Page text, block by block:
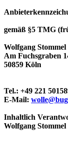
gemäß §5 TMG
Wolfgang Stommel
Am Fuchsgraben
50859 Köln
Tel.: +49 221
E-Mail:
Inhaltlich
Wolfgang